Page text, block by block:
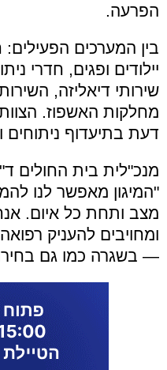
הפרעה.
בין המערכים
יילודים ופגים, חדרי
שירותי דיאליזה,
מחלקות האשפוז.
דעת בתיעדוף ניתוחים
מנכ"לית בית החולים
"המיגון מאפשר לנו
מצב ותחת כל איום.
ומחויבים להעניק
— בשגרה כמו גם